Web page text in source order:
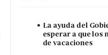
La ayuda del
esperar a que los
de vacaciones